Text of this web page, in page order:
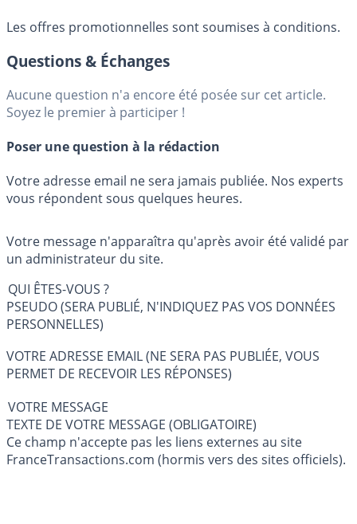
Les offres promotionnelles sont soumises à conditions.
Questions & Échanges
Aucune question n'a encore été posée sur cet article.
Soyez le premier à participer !
Poser une question à la rédaction
Votre adresse email ne sera jamais publiée. Nos experts
vous répondent sous quelques heures.
Votre message n'apparaîtra qu'après avoir été validé par
un administrateur du site.
QUI ÊTES-VOUS ?
PSEUDO (SERA PUBLIÉ, N'INDIQUEZ PAS VOS DONNÉES
PERSONNELLES)
VOTRE ADRESSE EMAIL (NE SERA PAS PUBLIÉE, VOUS
PERMET DE RECEVOIR LES RÉPONSES)
VOTRE MESSAGE
TEXTE DE VOTRE MESSAGE (OBLIGATOIRE)
Ce champ n'accepte pas les liens externes au site
FranceTransactions.com (hormis vers des sites officiels).